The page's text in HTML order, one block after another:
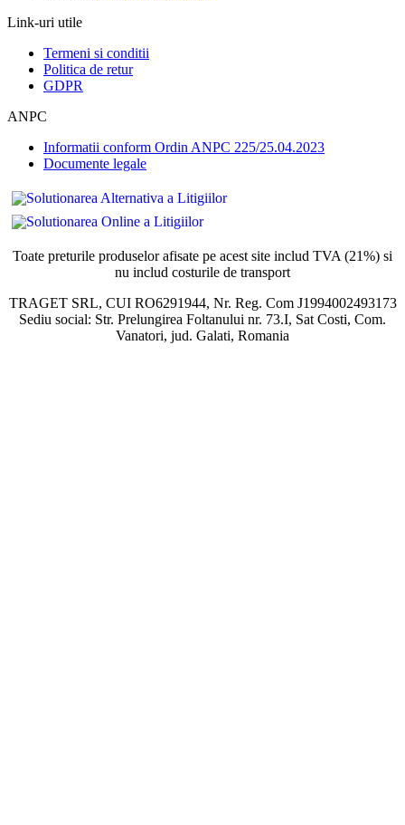
Link-uri utile
Termeni si conditii
Politica de retur
GDPR
ANPC
Informatii conform Ordin ANPC 225/25.04.2023
Documente legale
Toate preturile produselor afisate pe acest site includ TVA (21%) si
nu includ costurile de transport
TRAGET SRL, CUI RO6291944, Nr. Reg. Com J1994002493173
Sediu social: Str. Prelungirea Foltanului nr. 73.I, Sat Costi, Com.
Vanatori, jud. Galati, Romania